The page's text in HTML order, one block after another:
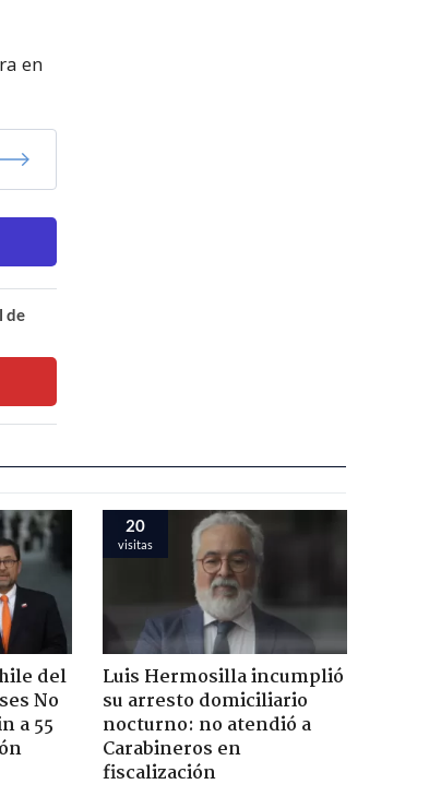
en
de
del
No
a 55
20
visitas
Luis Hermosilla incumplió
su arresto domiciliario
nocturno: no atendió a
Carabineros en
fiscalización